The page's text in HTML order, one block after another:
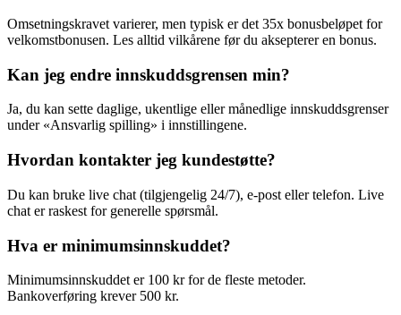
Omsetningskravet varierer, men typisk er det 35x bonusbeløpet for
velkomstbonusen. Les alltid vilkårene før du aksepterer en bonus.
Kan jeg endre innskuddsgrensen min?
Ja, du kan sette daglige, ukentlige eller månedlige innskuddsgrenser
under «Ansvarlig spilling» i innstillingene.
Hvordan kontakter jeg kundestøtte?
Du kan bruke live chat (tilgjengelig 24/7), e-post eller telefon. Live
chat er raskest for generelle spørsmål.
Hva er minimumsinnskuddet?
Minimumsinnskuddet er 100 kr for de fleste metoder.
Bankoverføring krever 500 kr.